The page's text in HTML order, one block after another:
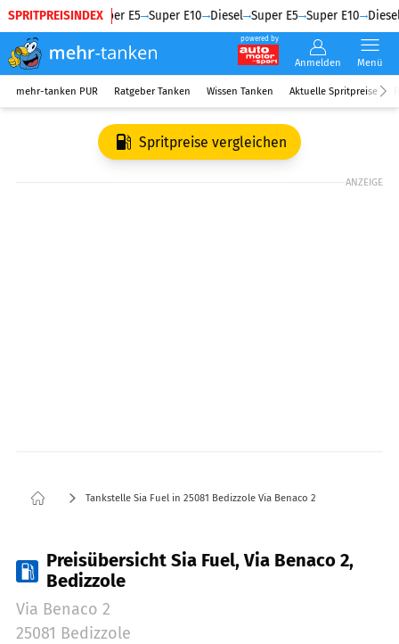
SPRITPREISINDEX
Diesel Super E5 Super E10 Diesel Super E5 Super E10 Diesel
powered by
Anmelden Menü
mehr-tanken PUR Ratgeber Tanken Wissen Tanken Aktuelle Spritpreise
Spritpreise vergleichen
ANZEIGE
Tankstelle Sia Fuel in 25081 Bedizzole Via Benaco 2
Preisübersicht Sia Fuel, Via Benaco 2,
Bedizzole
Via Benaco 2
25081 Bedizzole